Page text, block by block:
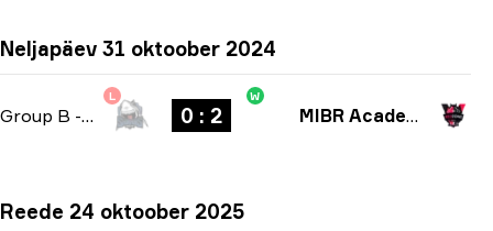
Neljapäev 31 oktoober 2024
Group B - bo3
L
0 : 2
W
MIBR Academy
Reede 24 oktoober 2025